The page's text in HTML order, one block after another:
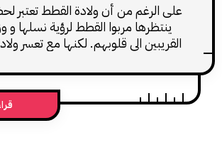
من أن ولادة القطط تعتبر لحظات سعيدة
مربوا القطط لرؤية نسلها و وزيادة عدد
الى قلوبهم. لكنها مع تعسر ولادة القطط قد
شعور السعادة إلى إرباك و قلق للمربين.
قراءة المقالة